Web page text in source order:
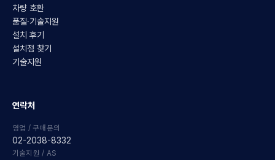
차량 호환
품질·기술지원
설치 후기
설치점 찾기
기술지원
연락처
영업 / 구매문의
02-2038-8332
기술지원 / AS